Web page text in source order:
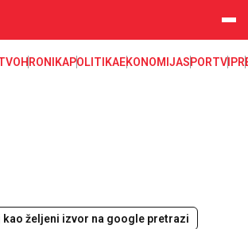
HRONIKAPOLITIKAEKONOMIJASPORTVIP
kao željeni izvor na google pretrazi